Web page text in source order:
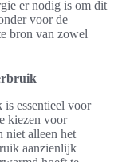
er nodig is om dit
voor de
bron van zowel
essentieel voor
kiezen voor
niet alleen het
aanzienlijk